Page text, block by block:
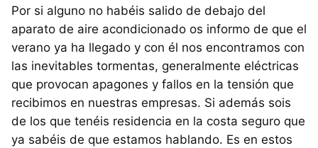
Por si alguno no habéis salido de debajo del
aparato de aire acondicionado os informo de que el
verano ya ha llegado y con él nos encontramos con
las inevitables tormentas, generalmente eléctricas
que provocan apagones y fallos en la tensión que
recibimos en nuestras empresas. Si además sois
de los que tenéis residencia en la costa seguro que
ya sabéis de que estamos hablando. Es en estos